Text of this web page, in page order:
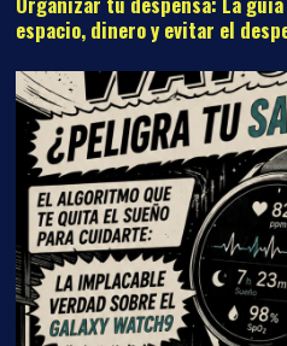
espacio, dinero y evitar el